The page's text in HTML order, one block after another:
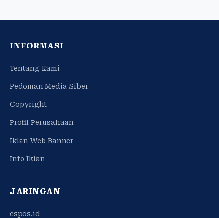
INFORMASI
Tentang Kami
Pedoman Media Siber
Copyright
Profil Perusahaan
Iklan Web Banner
Info Iklan
JARINGAN
espos.id